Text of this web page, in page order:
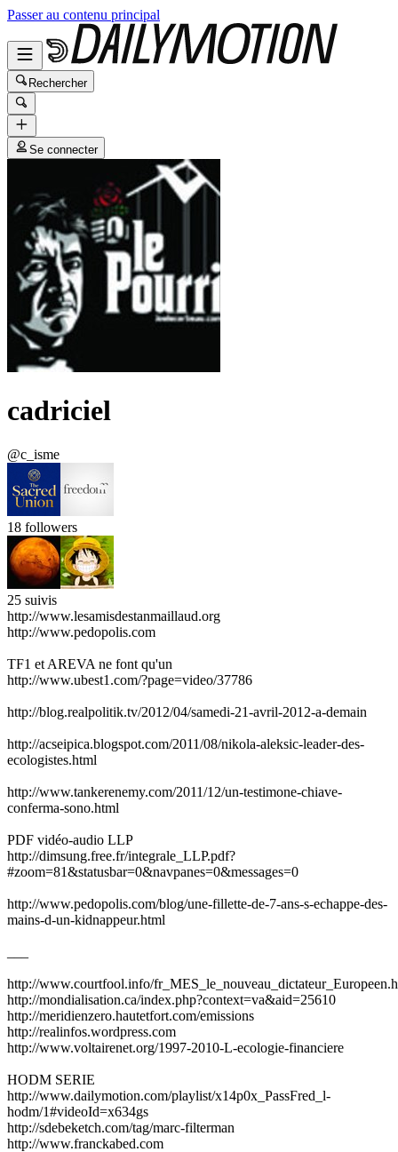
Passer au contenu principal
Rechercher
Se connecter
cadriciel
@c_isme
18 followers
25 suivis
http://www.lesamisdestanmaillaud.org
http://www.pedopolis.com
TF1 et AREVA ne font qu'un
http://www.ubest1.com/?page=video/37786
http://blog.realpolitik.tv/2012/04/samedi-21-avril-2012-a-demain
http://acseipica.blogspot.com/2011/08/nikola-aleksic-leader-des-
ecologistes.html
http://www.tankerenemy.com/2011/12/un-testimone-chiave-
conferma-sono.html
PDF vidéo-audio LLP
http://dimsung.free.fr/integrale_LLP.pdf?
#zoom=81&statusbar=0&navpanes=0&messages=0
http://www.pedopolis.com/blog/une-fillette-de-7-ans-s-echappe-des-
mains-d-un-kidnappeur.html
http://www.courtfool.info/
http://mondialisation.ca/index.php?context=va&aid=25610
http://meridienzero.hautetfort.com/emissions
http://realinfos.wordpress.com
http://www.voltairenet.org/1997-2010-L-ecologie-financiere
HODM SERIE
http://www.dailymotion.com/playlist/x14p0x_PassFred_l-
hodm/1#videoId=x634gs
http://sdebeketch.com/tag/marc-filterman
http://www.franckabed.com